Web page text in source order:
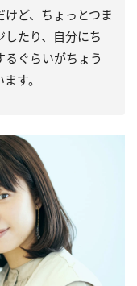
ど、ちょっとつま
したり、自分にち
るぐらいがちょう
す。